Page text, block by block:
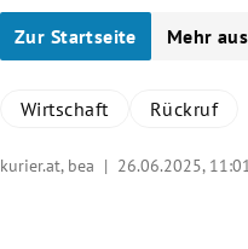
Zur Startseite Mehr
Wirtschaft Rückruf
kurier.at, bea | 26.06.2025,